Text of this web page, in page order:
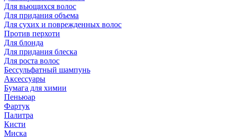
Для вьющихся волос
Для придания объема
Для сухих и поврежденных волос
Против перхоти
Для блонда
Для придания блеска
Для роста волос
Бессульфатный шампунь
Аксессуары
Бумага для химии
Пеньюар
Фартук
Палитра
Кисти
Миска